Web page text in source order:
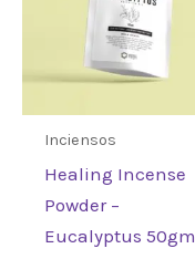
Inciensos
Healing Incense
Powder –
Eucalyptus 50gm